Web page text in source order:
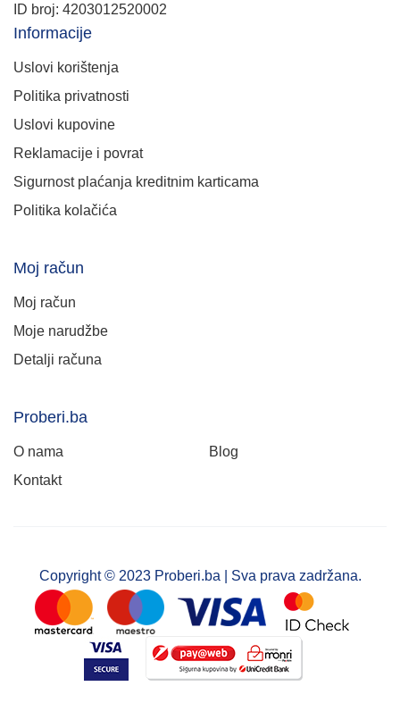
ID broj: 4203012520002
Informacije
Uslovi korištenja
Politika privatnosti
Uslovi kupovine
Reklamacije i povrat
Sigurnost plaćanja kreditnim karticama
Politika kolačića
Moj račun
Moj račun
Moje narudžbe
Detalji računa
Proberi.ba
O nama
Blog
Kontakt
Copyright © 2023 Proberi.ba | Sva prava zadržana.